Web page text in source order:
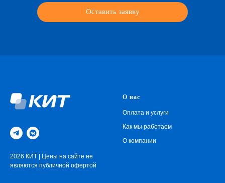
Оставить заявку
2026 КИТ | Цены на сайте не
являются публичной офертой
О нас
Оплата и услуги
Как мы работаем
О компании